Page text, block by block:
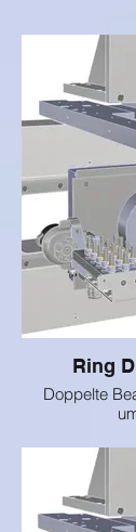
Ring
Doppelte